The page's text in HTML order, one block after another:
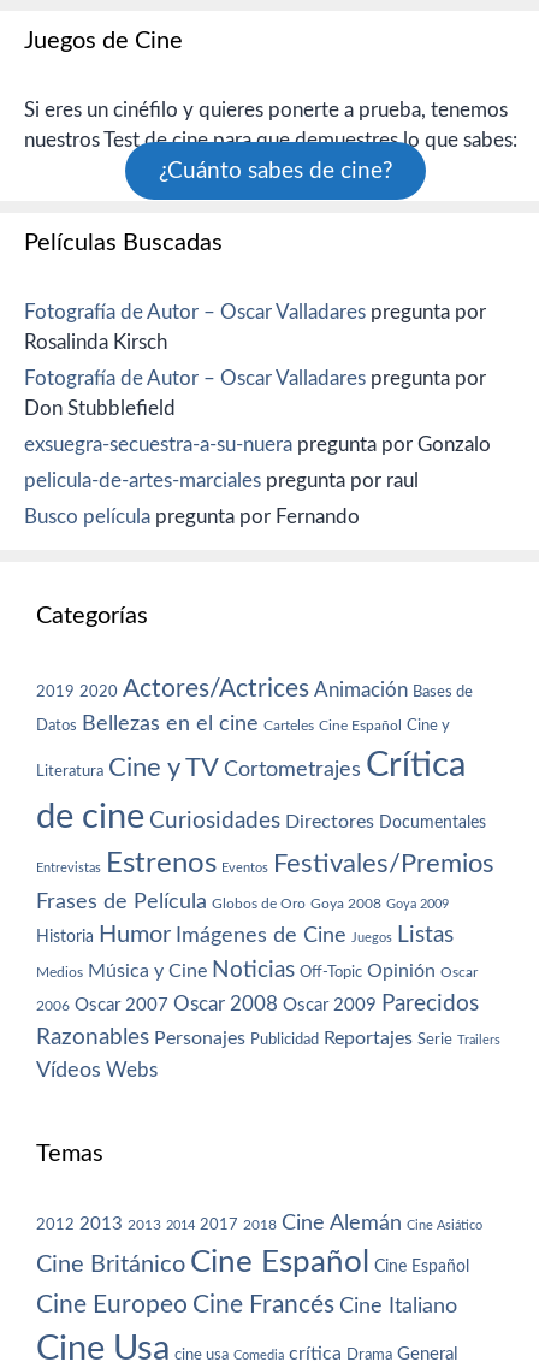
Juegos de Cine
Si eres un cinéfilo y quieres ponerte a prueba, tenemos
nuestros Test de cine para que demuestres lo que sabes:
¿Cuánto sabes de cine?
Películas Buscadas
Fotografía de Autor – Oscar Valladares pregunta por
Rosalinda Kirsch
Fotografía de Autor – Oscar Valladares pregunta por
Don Stubblefield
exsuegra-secuestra-a-su-nuera pregunta por Gonzalo
pelicula-de-artes-marciales pregunta por raul
Busco película pregunta por Fernando
Categorías
2019 2020 Actores/Actrices Animación Bases de
Datos Bellezas en el cine Carteles Cine Español Cine y
Literatura Cine y TV Cortometrajes Crítica
de cine Curiosidades Directores Documentales
Entrevistas Estrenos Eventos Festivales/Premios
Frases de Película Globos de Oro Goya 2008 Goya 2009
Historia Humor Imágenes de Cine Juegos Listas
Medios Música y Cine Noticias Off-Topic Opinión Oscar
2006 Oscar 2007 Oscar 2008 Oscar 2009 Parecidos
Razonables Personajes Publicidad Reportajes Serie Trailers
Vídeos Webs
Temas
2012 2013 2013 2014 2017 2018 Cine Alemán Cine Asiático
Cine Británico Cine Español Cine Español
Cine Europeo Cine Francés Cine Italiano
Cine Usa cine usa Comedia crítica Drama General